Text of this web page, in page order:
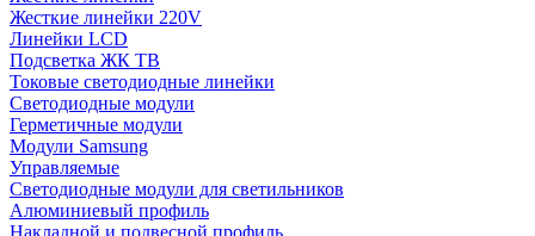
Жесткие линейки 220V
Линейки LCD
Подсветка ЖК ТВ
Токовые светодиодные линейки
Светодиодные модули
Герметичные модули
Модули Samsung
Управляемые
Светодиодные модули для светильников
Алюминиевый профиль
Накладной и подвесной профиль